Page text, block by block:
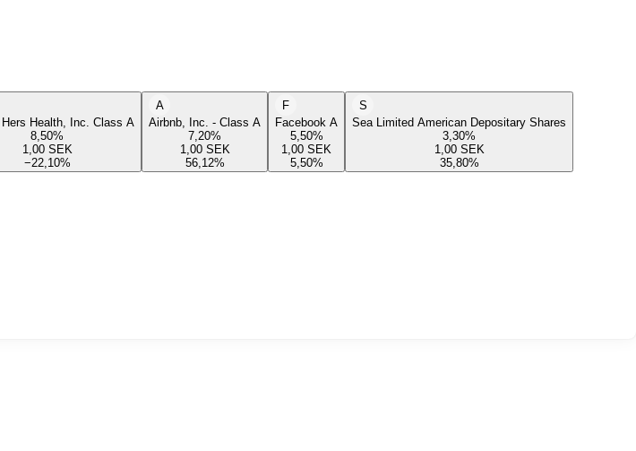
Health, Inc. Class A
8,50%
1,00 SEK
−22,10%
A
Airbnb, Inc. - Class A
7,20%
1,00 SEK
56,12%
F
Facebook A
5,50%
1,00 SEK
5,50%
S
Sea Limited American Depositary Shares
3,30%
1,00 SEK
35,80%